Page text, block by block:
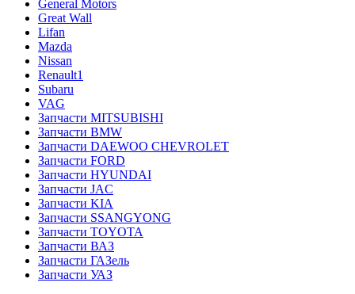
General Motors
Great Wall
Lifan
Mazda
Nissan
Renault1
Subaru
VAG
Запчасти MITSUBISHI
Запчасти BMW
Запчасти DAEWOO CHEVROLET
Запчасти FORD
Запчасти HYUNDAI
Запчасти JAC
Запчасти KIA
Запчасти SSANGYONG
Запчасти TOYOTA
Запчасти ВАЗ
Запчасти ГАЗель
Запчасти УАЗ